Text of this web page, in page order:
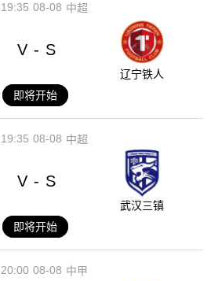
08-08
19:35 中超
V - S
辽宁铁人
即将开始
08-08
19:35 中超
V - S
武汉三镇
即将开始
08-08
20:00 中甲